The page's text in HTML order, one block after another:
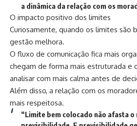
a dinâmica da relação com os
O impacto positivo dos limites
Curiosamente, quando os limites são
gestão melhora.
O fluxo de comunicação fica mais
chegam de forma mais estruturada e
analisar com mais calma antes de
Além disso, a relação com os
mais respeitosa.
“Limite bem colocado não afasta